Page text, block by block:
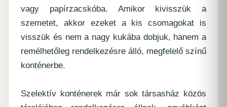
vagy papírzacskóba. Amikor kivisszük a
szemetet, akkor ezeket a kis csomagokat is
visszük és nem a nagy kukába dobjuk, hanem a
remélhetőleg rendelkezésre álló, megfelelő színű
konténerbe.
Szelektív konténerek már sok társasház közös